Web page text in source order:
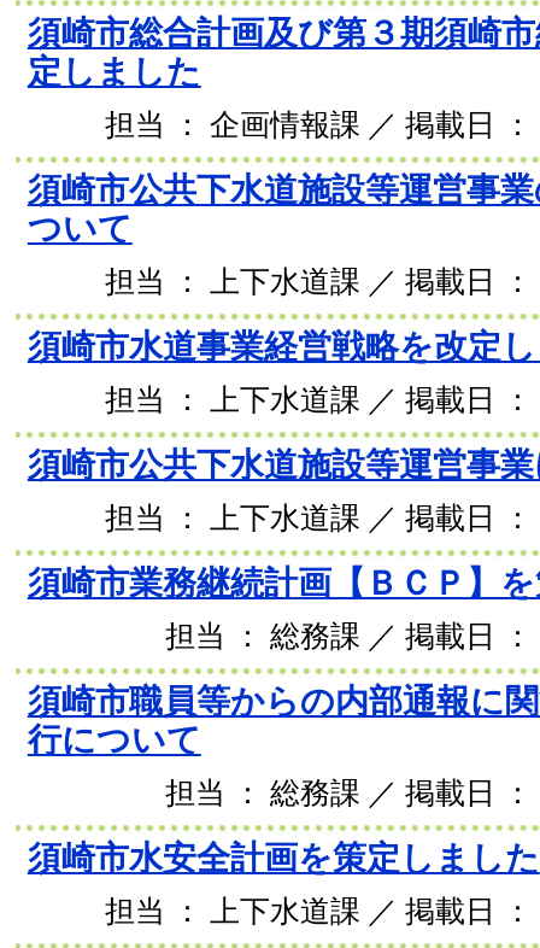
須崎市総合計画及び第３期須崎
定しました
担当 ： 企画情報課 ／ 掲載日 ：
須崎市公共下水道施設等運営事
ついて
担当 ： 上下水道課 ／ 掲載日 ：
須崎市水道事業経営戦略を改定
担当 ： 上下水道課 ／ 掲載日 ：
須崎市公共下水道施設等運営事
担当 ： 上下水道課 ／ 掲載日 ：
須崎市業務継続計画【ＢＣＰ】
担当 ： 総務課 ／ 掲載日
須崎市職員等からの内部通報に
行について
担当 ： 総務課 ／ 掲載日
須崎市水安全計画を策定しました
担当 ： 上下水道課 ／ 掲載日 ：